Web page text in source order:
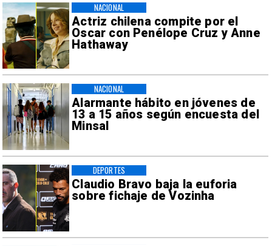
Actriz chilena compite por el
Oscar con Penélope Cruz y Anne
Hathaway
NACIONAL
Alarmante hábito en jóvenes de
13 a 15 años según encuesta del
Minsal
NACIONAL
Claudio Bravo baja la euforia
sobre fichaje de Vozinha
DEPORTES